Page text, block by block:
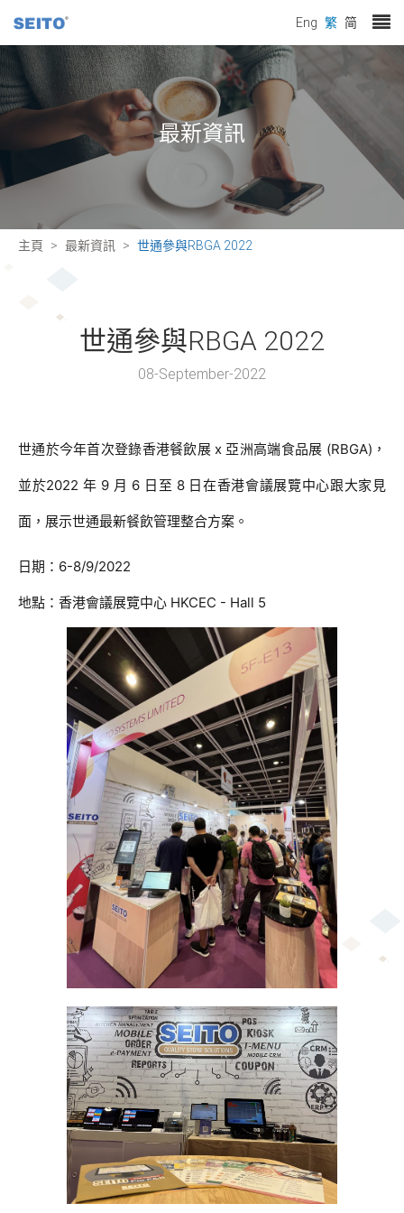
Eng 繁 简
最新資訊
主頁 最新資訊 世通參與RBGA 2022
世通參與RBGA 2022
08-September-2022
世通於今年首次登錄香港餐飲展 x 亞洲高端食品展 (RBGA)，
並於2022 年 9 月 6 日至 8 日在香港會議展覽中心跟大家見
面，展示世通最新餐飲管理整合方案。
日期： 6-8/9/2022
地點： 香港會議展覽中心 HKCEC - Hall 5